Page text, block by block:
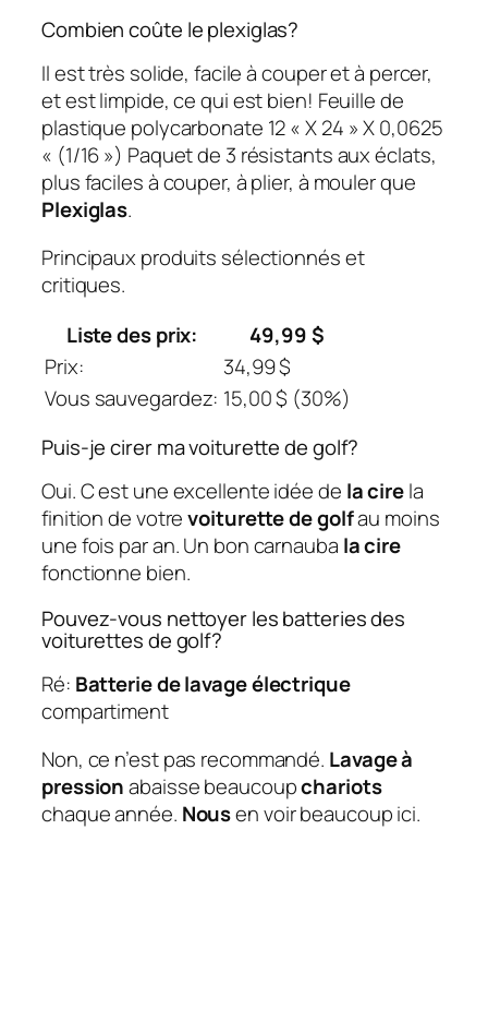
Combien coûte le plexiglas?
Il est très solide, facile à couper et à percer,
et est limpide, ce qui est bien! Feuille de
plastique polycarbonate 12 « X 24 » X 0,0625
« (1/16 ») Paquet de 3 résistants aux éclats,
plus faciles à couper, à plier, à mouler que
Plexiglas.
Principaux produits sélectionnés et
critiques.
Liste des prix:
49,99 $
Prix:
34,99 $
Vous sauvegardez: 15,00 $ (30%)
Puis-je cirer ma voiturette de golf?
Oui. C est une excellente idée de la cirela
finition de votrevoiturette de golfau moins
une fois par an. Un bon carnauba la cire
fonctionne bien.
Pouvez-vous nettoyer les batteries des
voiturettes de golf?
Ré: Batterie de lavage électrique
compartiment
Non, ce n’est pas recommandé. Lavage à
pressionabaisse beaucoupchariots
chaque année. Nousen voir beaucoup ici.